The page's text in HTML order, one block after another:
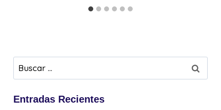
Buscar:
Entradas Recientes